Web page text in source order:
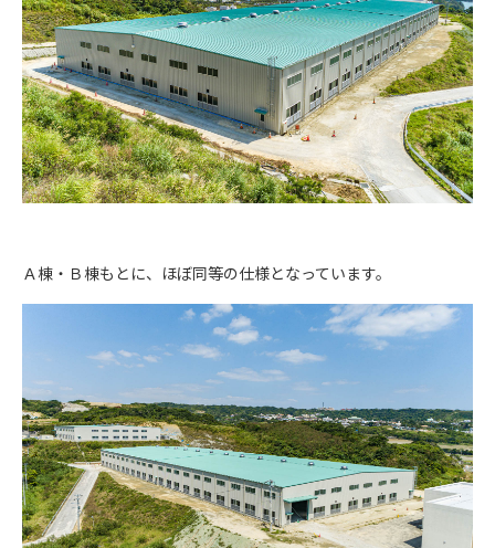
Ａ棟・Ｂ棟もとに、ほぼ同等の仕様となっています。